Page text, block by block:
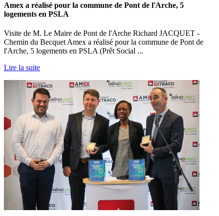
Amex a réalisé pour la commune de Pont de l'Arche, 5
logements en PSLA
Visite de M. Le Maire de Pont de l'Arche Richard JACQUET -
Chemin du Becquet Amex a réalisé pour la commune de Pont de
l'Arche, 5 logements en PSLA (Prêt Social ...
Lire la suite